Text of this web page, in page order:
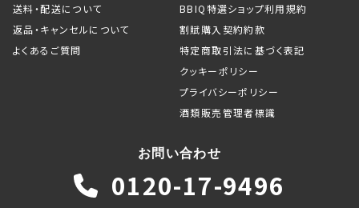
送料・配送について
返品・キャンセルについて
よくあるご質問
BBIQ特選ショップ利用規約
割賦購入契約約款
特定商取引法に基づく表記
クッキーポリシー
プライバシーポリシー
酒類販売管理者標識
お問い合わせ
0120-17-9496